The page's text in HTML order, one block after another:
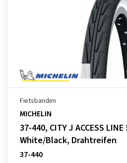
Fietsbanden
MICHELIN
37-440, CITY J ACCESS
White/Black, Drahtreifen
37-440